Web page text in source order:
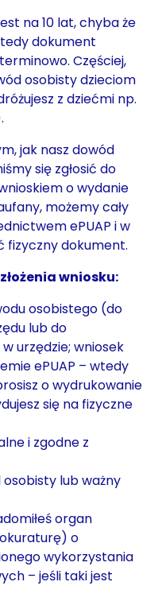
na 10 lat, chyba że
dokument
Częściej,
osobisty dzieciom
z dziećmi np.
jak nasz dowód
się zgłosić do
o wydanie
możemy cały
ePUAP i w
fizyczny dokument.
wniosku:
osobistego (do
lub do
urzędzie; wniosek
ePUAP – wtedy
o wydrukowanie
się na fizyczne
i zgodne z
lub ważny
organ
o
wykorzystania
– jeśli taki jest